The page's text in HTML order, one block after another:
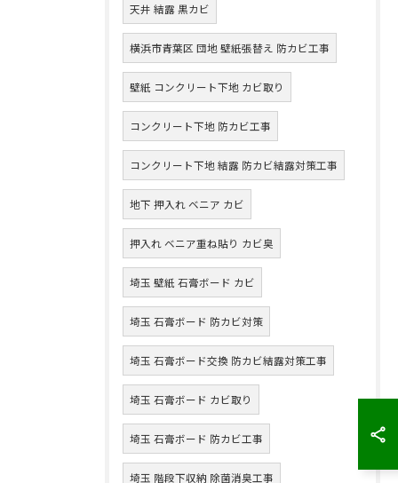
天井 結露 黒カビ
横浜市青葉区 団地 壁紙張替え 防カビ工事
壁紙 コンクリート下地 カビ取り
コンクリート下地 防カビ工事
コンクリート下地 結露 防カビ結露対策工事
地下 押入れ ベニア カビ
押入れ ベニア重ね貼り カビ臭
埼玉 壁紙 石膏ボード カビ
埼玉 石膏ボード 防カビ対策
埼玉 石膏ボード交換 防カビ結露対策工事
埼玉 石膏ボード カビ取り
埼玉 石膏ボード 防カビ工事
埼玉 階段下収納 除菌消臭工事